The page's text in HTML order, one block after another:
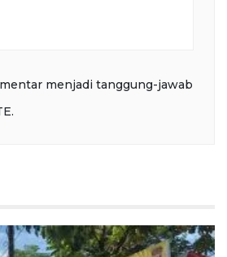
menjadi tanggung-jawab